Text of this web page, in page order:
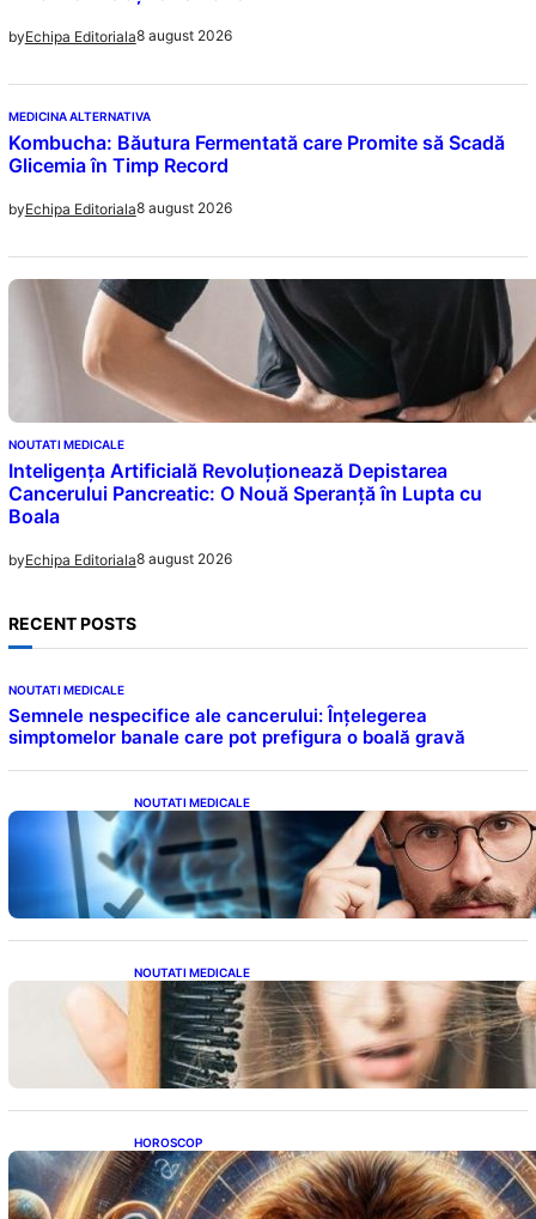
byEchipa Editoriala8 august 2026
MEDICINA ALTERNATIVA
Kombucha: Băutura Fermentată care Promite să Scadă
Glicemia în Timp Record
byEchipa Editoriala8 august 2026
NOUTATI MEDICALE
Inteligența Artificială Revoluționează Depistarea
Cancerului Pancreatic: O Nouă Speranță în Lupta cu
Boala
byEchipa Editoriala8 august 2026
RECENT POSTS
NOUTATI MEDICALE
Semnele nespecifice ale cancerului: Înțelegerea
simptomelor banale care pot prefigura o boală gravă
NOUTATI MEDICALE
Inteligența dincolo de note: Semnele unui IQ
ridicat care nu țin de școală
NOUTATI MEDICALE
Semnele unei deficiențe de proteine:
Impactul asupra sănătății tale
HOROSCOP
Portalul Leului 8/8: Oportunități de
Abundență pentru Cinci Zodii în 2026